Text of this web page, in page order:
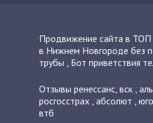
Продвижение сайта в ТОП
в Нижнем Новгороде без
трубы , Бот приветствия
Отзывы ренессанс, вск,
росгосстрах, абсолют ,
втб